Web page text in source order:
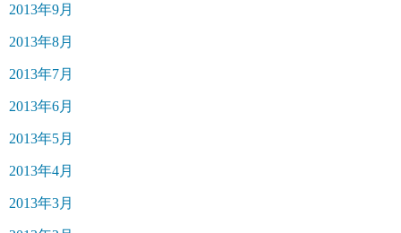
2013年9月
2013年8月
2013年7月
2013年6月
2013年5月
2013年4月
2013年3月